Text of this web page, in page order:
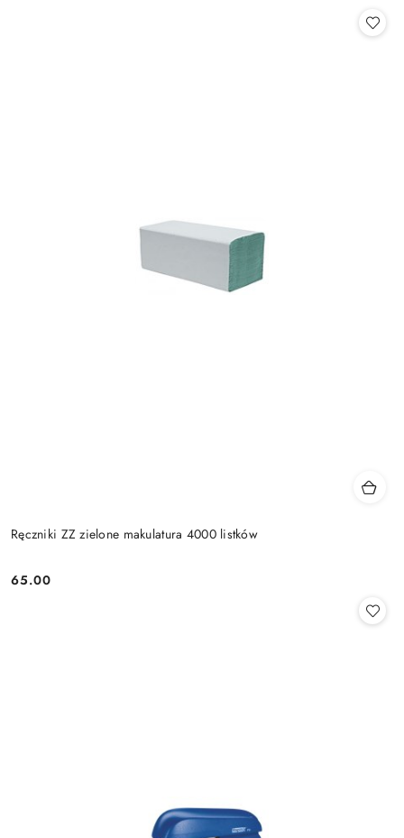
Ręczniki ZZ zielone makulatura 4000 listków
Cena:
65.00